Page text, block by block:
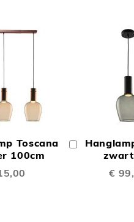
Toscana
100cm
TOEVOEGEN
TE
€
In